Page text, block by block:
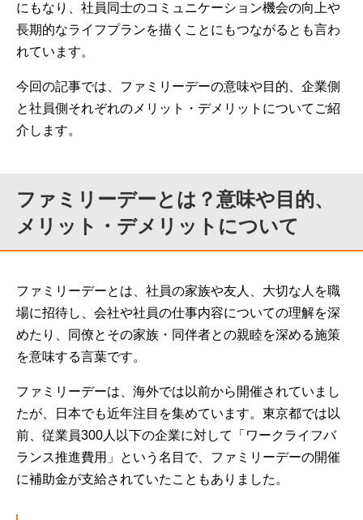
にもなり、社員同士のコミュニケーション機会の向上や
長期的なライフプランを描くことにもつながるとも言わ
れています。
今回の記事では、ファミリーデーの意味や目的、企業側
と社員側それぞれのメリット・デメリットについてご紹
介します。
ファミリーデーとは？意味や目的、
メリット・デメリットについて
ファミリーデーとは、社員の家族や友人、大切な人を職
場に招待し、会社や社員の仕事内容についての理解を深
めたり、同僚とその家族・同伴者との親睦を深める施策
を意味する言葉です。
ファミリーデーは、海外では以前から開催されていまし
たが、日本でも近年注目を集めています。東京都では以
前、従業員300人以下の企業に対して「ワークライフバ
ランス推進費用」という名目で、ファミリーデーの開催
に補助金が支給されていたこともありました。